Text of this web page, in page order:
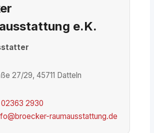
e.K.
27/29, 45711 Datteln
02363 2930
raumausstattung.de